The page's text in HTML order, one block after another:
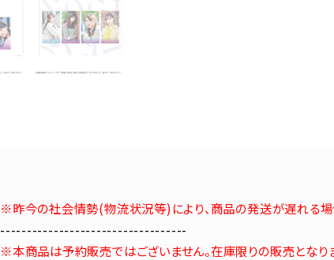
※昨今の社会情勢(物流状況等)により、商品の発送が遅れる場
-----------------------------------
※本商品は予約販売ではございません。在庫限りの販売となり